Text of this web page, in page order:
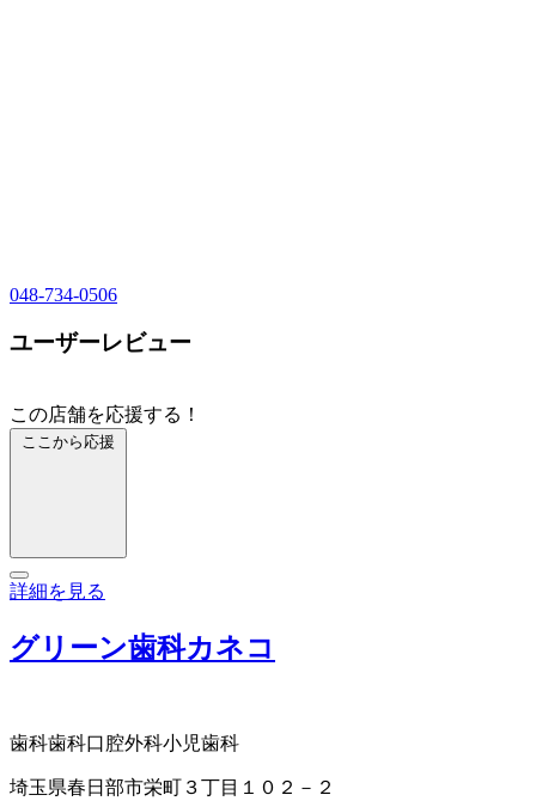
048-734-0506
ユーザーレビュー
この店舗を応援する！
ここから応援
詳細を見る
グリーン歯科カネコ
歯科歯科口腔外科小児歯科
埼玉県春日部市栄町３丁目１０２－２